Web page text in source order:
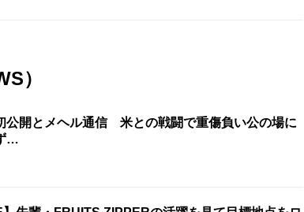
）
公開とメヘル通信 米との戦闘で重傷負い公の場に
…